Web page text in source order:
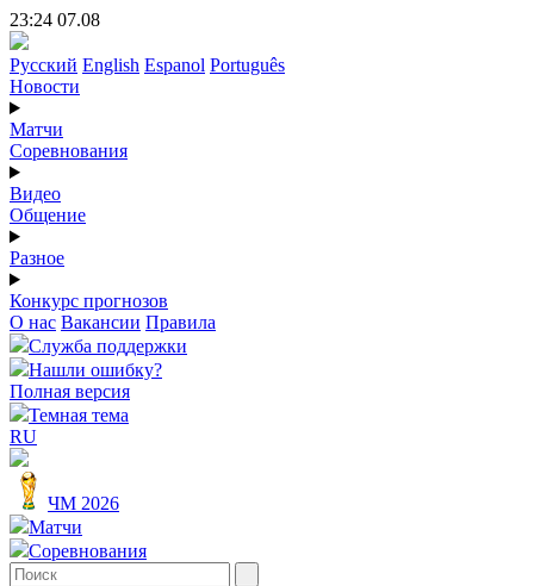
23:24 07.08
Русский English Espanol Português
Новости
Матчи
Соревнования
Видео
Общение
Разное
Конкурс прогнозов
О нас Вакансии Правила
Служба поддержки
Нашли ошибку?
Полная версия
Темная тема
RU
ЧМ 2026
Матчи
Соревнования